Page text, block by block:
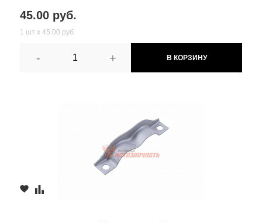
45.00 руб.
1 шт х 45.00 руб.
- + В КОРЗИНУ